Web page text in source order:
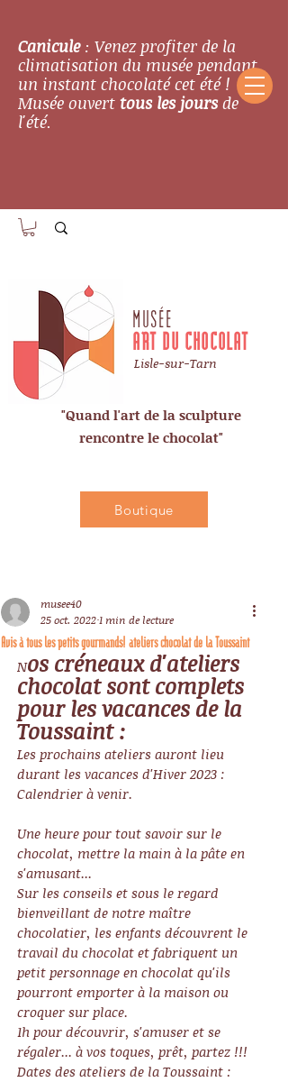
Canicule: Venez profiter de la
climatisation du musée pendant
un instant chocolaté cet été !
Musée ouverttous les joursde
l'été.
"Quand l'art de la sculpture
rencontre le chocolat"
Lisle-sur-Tarn
MUSÉE
ART DU CHOCOLAT
Boutique
Avis à tous les petits gourmands! ateliers chocolat de la Toussaint
musee40
25 oct. 20221 min de lecture
Nos créneaux d'ateliers
chocolat sont complets
pour les vacances de la
Toussaint :
Les prochains ateliers auront lieu
durant les vacances d'Hiver 2023 :
Calendrier à venir.
Une heure pour tout savoir sur le
chocolat, mettre la main à la pâte en
s'amusant...
Sur les conseils et sous le regard
bienveillant de notre maître
chocolatier, les enfants découvrent le
travail du chocolat et fabriquent un
petit personnage en chocolat qu'ils
pourront emporter à la maison ou
croquer sur place.
1h pour découvrir, s'amuser et se
régaler... à vos toques, prêt, partez !!!
Dates des ateliers de la Toussaint :